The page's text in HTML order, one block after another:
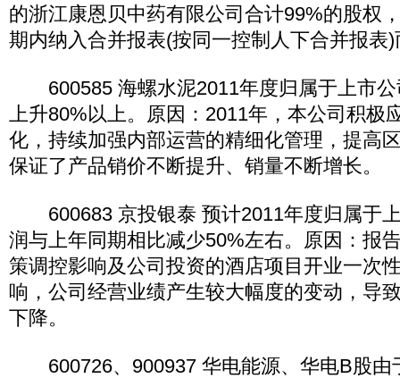
的浙江康恩贝中药有限公司合计99%的股权
期内纳入合并报表(按同一控制人下合并报表
600585 海螺水泥2011年度归属于上市公
上升80%以上。原因：2011年，本公司积极
化，持续加强内部运营的精细化管理，提高
保证了产品销价不断提升、销量不断增长。
600683 京投银泰 预计2011年度归属于
润与上年同期相比减少50%左右。原因：报
策调控影响及公司投资的酒店项目开业一次
响，公司经营业绩产生较大幅度的变动，导
下降。
600726、900937 华电能源、华电B股由